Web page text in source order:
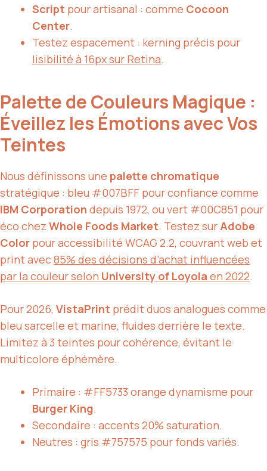
Script pour artisanal : comme Cocoon
Center.
Testez espacement : kerning précis pour
lisibilité à 16px sur Retina.
Palette de Couleurs Magique :
Éveillez les Émotions avec Vos
Teintes
Nous définissons une palette chromatique
stratégique : bleu #007BFF pour confiance comme
IBM Corporation depuis 1972, ou vert #00C851 pour
éco chez Whole Foods Market. Testez sur Adobe
Color pour accessibilité WCAG 2.2, couvrant web et
print avec 85% des décisions d’achat influencées
par la couleur selon University of Loyola en 2022.
Pour 2026, VistaPrint prédit duos analogues comme
bleu sarcelle et marine, fluides derrière le texte.
Limitez à 3 teintes pour cohérence, évitant le
multicolore éphémère.
Primaire : #FF5733 orange dynamisme pour
Burger King.
Secondaire : accents 20% saturation.
Neutres : gris #757575 pour fonds variés.